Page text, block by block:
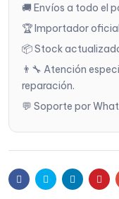
🚚 Envíos a todo el
🏆 Importador
📦 Stock
👨‍🔧 Atención
reparación.
💬 Soporte por
FacebookTwitter Linkedin